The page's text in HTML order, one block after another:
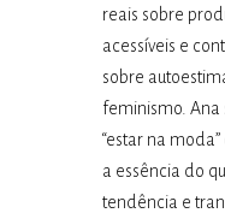
reais sobre
acessíveis e
sobre
feminismo. Ana
“estar na
a essência do
tendência e